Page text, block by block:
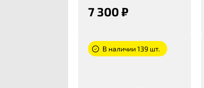
7 300 ₽
В наличии 139 шт.